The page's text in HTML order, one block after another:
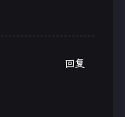
回复